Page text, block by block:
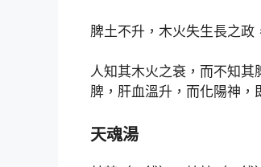
脾土不升，木火失生長之政
人知其木火之衰，而不知
脾，肝血溫升，而化陽神，
天魂湯